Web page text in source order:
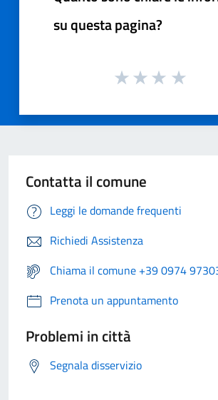
su questa pagina?
Contatta il comune
Leggi le domande frequenti
Richiedi Assistenza
Chiama il comune +39 0974
Prenota un appuntamento
Problemi in città
Segnala disservizio